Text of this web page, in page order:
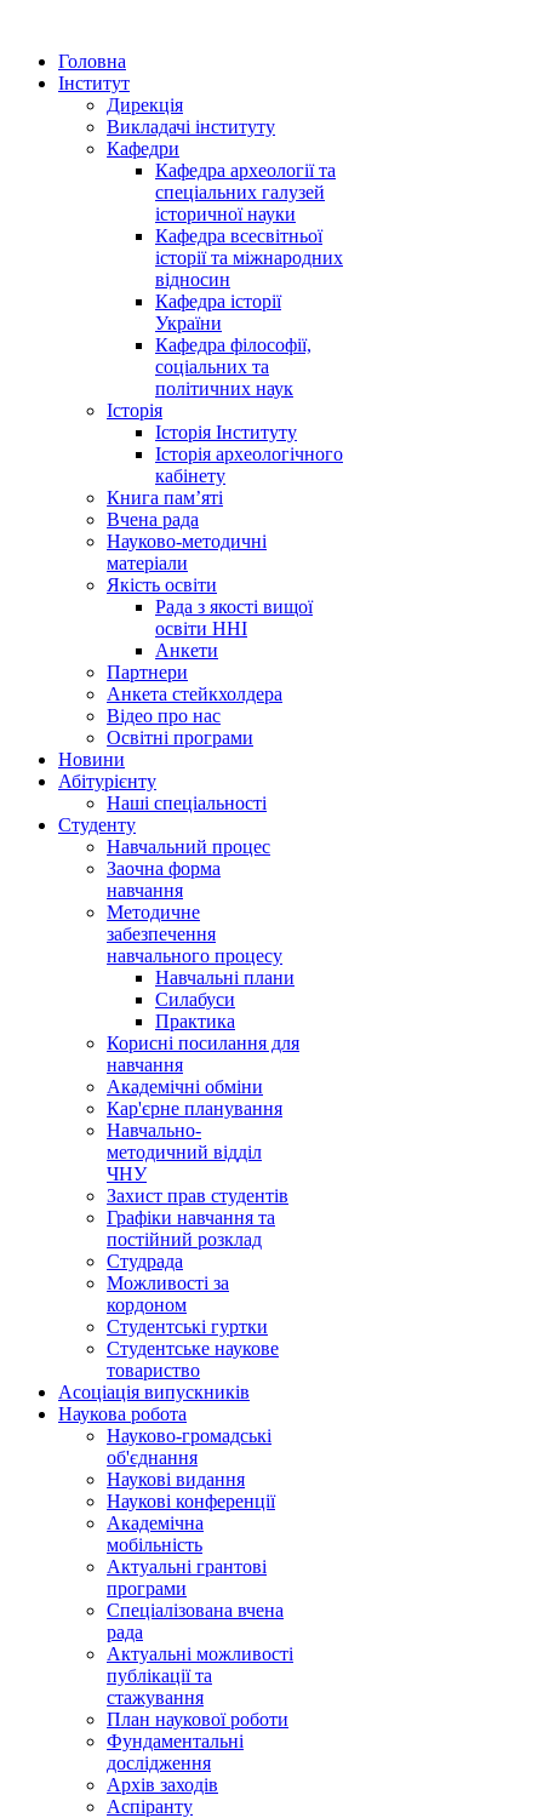
Головна
Інститут
Дирекція
Викладачі інституту
Кафедри
Кафедра археології та
спеціальних галузей
історичної науки
Кафедра всесвітньої
історії та міжнародних
відносин
Кафедра історії
України
Кафедра філософії,
соціальних та
політичних наук
Історія
Історія Інституту
Історія археологічного
кабінету
Книга памʼяті
Вчена рада
Науково-методичні
матеріали
Якість освіти
Рада з якості вищої
освіти ННІ
Анкети
Партнери
Анкета стейкхолдера
Відео про нас
Освітні програми
Hовини
Абітурієнту
Наші спеціальності
Студенту
Навчальний процес
Заочна форма
навчання
Методичне
забезпечення
навчального процесу
Навчальні плани
Силабуси
Практика
Корисні посилання для
навчання
Академічні обміни
Кар'єрне планування
Навчально-
методичний відділ
ЧНУ
Захист прав студентів
Графіки навчання та
постійний розклад
Студрада
Можливості за
кордоном
Студентські гуртки
Студентське наукове
товариство
Асоціація випускників
Наукова робота
Науково-громадські
об'єднання
Наукові видання
Наукові конференції
Академічна
мобільність
Актуальні грантові
програми
Спеціалізована вчена
рада
Актуальні можливості
публікації та
стажування
План наукової роботи
Фундаментальні
дослідження
Архів заходів
Аспіранту